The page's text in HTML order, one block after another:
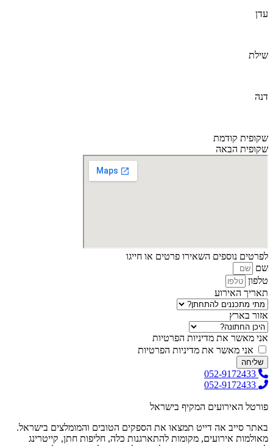
עדן
שילת
דנה
שקופית קודמת
שקופית הבאה
לפרטים נוספים השאירו פרטים או חייגו
שם
טלפון
תאריך האירוע
אזור בארץ
אני מאשר את מדיניות הפרטיות
אני מאשר את מדיניות הפרטיות
שליחה
052-9172433
פורטל האירועים המקיף בישראל
באתר סייב אה דייט תמצאו את הספקים הטובים והמומלצים בישראל.
מאולמות אירועים, מקומות להתארגנות כלה, חליפות חתן, קייטרינג